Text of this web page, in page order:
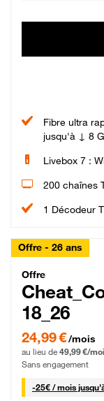
Fibre ultra
jusqu'à ↓ 8
Livebox 7 :
200 chaînes
1 Décodeur
Offre - 26 ans
Offre
18_26
24,99 € par mois
24,99 €/mois
au lieu de 49,99 €/
Sans engagement
-25€ / mois25 €